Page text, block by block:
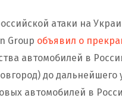
атаки на
Group объявил о
автомобилей в
до дальнейшего
автомобилей в